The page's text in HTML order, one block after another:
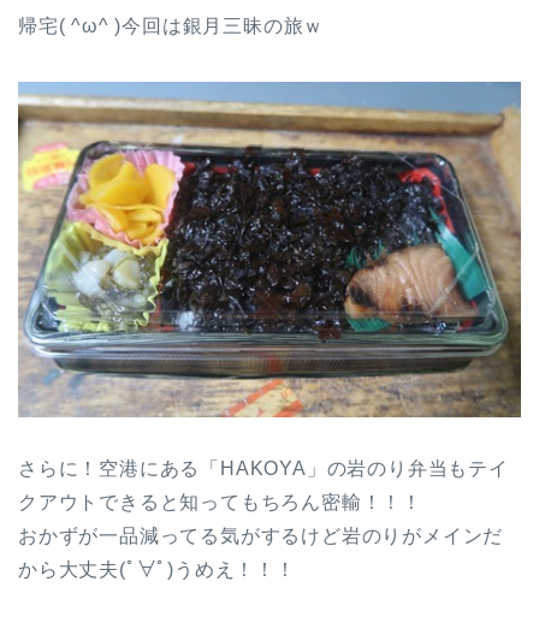
帰宅( ^ω^ )今回は銀月三昧の旅ｗ
さらに！空港にある「HAKOYA」の岩のり弁当もテイ
クアウトできると知ってもちろん密輸！！！
おかずが一品減ってる気がするけど岩のりがメインだ
から大丈夫(ﾟ∀ﾟ)うめえ！！！